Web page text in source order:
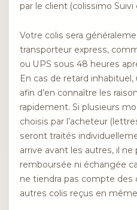
par le client (colissimo
Votre colis sera
transporteur express,
ou UPS sous 48 heures
En cas de retard
afin d’en connaître les
rapidement. Si plusieurs
choisis par l’acheteur
seront traités
arrive avant les autres, il ne
remboursée ni échangée
ne tiendra pas compte
autres colis reçus en